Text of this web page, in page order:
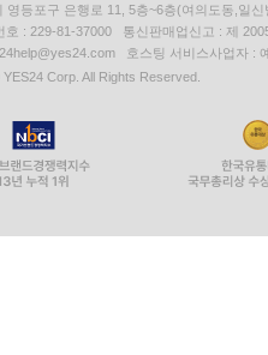
영등포구 은행로 11, 5층~6층(여의도동,일신
호 : 229-81-37000 통신판매업신고 : 제
호스팅 서비스사업자 :
Corp. All Rights Reserved.